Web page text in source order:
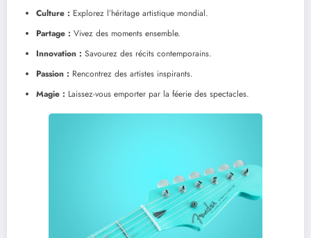
Culture : Explorez l’héritage artistique mondial.
Partage : Vivez des moments ensemble.
Innovation : Savourez des récits contemporains.
Passion : Rencontrez des artistes inspirants.
Magie : Laissez-vous emporter par la féerie des spectacles.